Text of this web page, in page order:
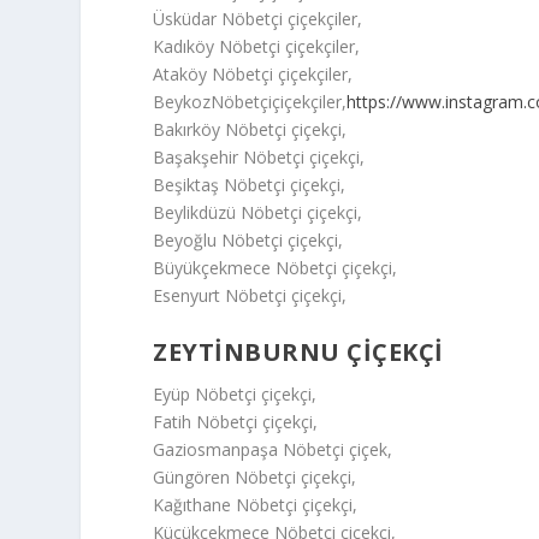
Üsküdar Nöbetçi çiçekçiler,
Kadıköy Nöbetçi çiçekçiler,
Ataköy Nöbetçi çiçekçiler,
BeykozNöbetçiçiçekçiler,https://
Bakırköy Nöbetçi çiçekçi,
Başakşehir Nöbetçi çiçekçi,
Beşiktaş Nöbetçi çiçekçi,
Beylikdüzü Nöbetçi çiçekçi,
Beyoğlu Nöbetçi çiçekçi,
Büyükçekmece Nöbetçi çiçekçi,
Esenyurt Nöbetçi çiçekçi,
ZEYTİNBURNU ÇİÇEKÇİ
Eyüp Nöbetçi çiçekçi,
Fatih Nöbetçi çiçekçi,
Gaziosmanpaşa Nöbetçi çiçek,
Güngören Nöbetçi çiçekçi,
Kağıthane Nöbetçi çiçekçi,
Küçükçekmece Nöbetçi çiçekçi,